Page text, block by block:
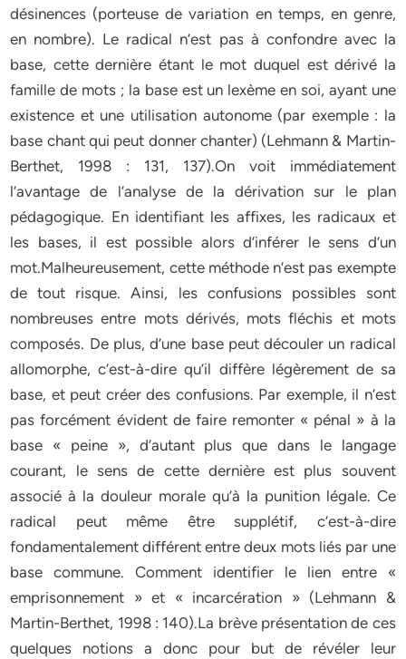
désinences (porteuse de variation en temps, en genre,
en nombre). Le radical n’est pas à confondre avec la
base, cette dernière étant le mot duquel est dérivé la
famille de mots ; la base est un lexème en soi, ayant une
existence et une utilisation autonome (par exemple : la
base chant qui peut donner chanter) (Lehmann & Martin-
Berthet, 1998 : 131, 137).On voit immédiatement
l’avantage de l’analyse de la dérivation sur le plan
pédagogique. En identifiant les affixes, les radicaux et
les bases, il est possible alors d’inférer le sens d’un
mot.Malheureusement, cette méthode n’est pas exempte
de tout risque. Ainsi, les confusions possibles sont
nombreuses entre mots dérivés, mots fléchis et mots
composés. De plus, d’une base peut découler un radical
allomorphe, c’est-à-dire qu’il diffère légèrement de sa
base, et peut créer des confusions. Par exemple, il n’est
pas forcément évident de faire remonter « pénal » à la
base « peine », d’autant plus que dans le langage
courant, le sens de cette dernière est plus souvent
associé à la douleur morale qu’à la punition légale. Ce
radical peut même être supplétif, c’est-à-dire
fondamentalement différent entre deux mots liés par une
base commune. Comment identifier le lien entre «
emprisonnement » et « incarcération » (Lehmann &
Martin-Berthet, 1998 : 140).La brève présentation de ces
quelques notions a donc pour but de révéler leur